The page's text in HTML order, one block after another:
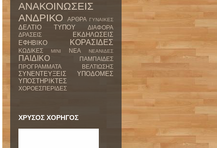
ΑΝΑΚΟΙΝΩΣΕΙΣ
ΑΝΔΡΙΚΟ
ΑΡΘΡΑ ΓΥΝΑΙΚΕΣ
ΔΕΛΤΙΟ ΤΥΠΟΥ
ΔΙΑΦΟΡΑ
ΔΡΑΣΕΙΣ
ΕΚΔΗΛΩΣΕΙΣ
ΕΦΗΒΙΚΟ
ΚΟΡΑΣΙΔΕΣ
ΚΩΔΙΚΕΣ ΜΙΝΙ ΝΕΑ ΝΕΑΝΙΔΕΣ
ΠΑΙΔΙΚΟ
ΠΑΜΠΑΙΔΕΣ
ΠΡΟΓΡΑΜΜΑΤΑ ΒΕΛΤΙΩΣΗΣ
ΣΥΝΕΝΤΕΥΞΕΙΣ
ΥΠΟΔΟΜΕΣ
ΥΠΟΣΤΗΡΙΚΤΕΣ
ΧΟΡΟΕΣΠΕΡΙΔΕΣ
ΧΡΥΣΟΣ ΧΟΡΗΓΟΣ